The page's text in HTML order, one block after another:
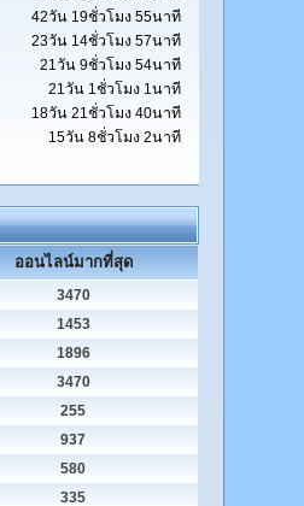
42วัน 19ชั่วโมง 55นาที
23วัน 14ชั่วโมง 57นาที
21วัน 9ชั่วโมง 54นาที
21วัน 1ชั่วโมง 1นาที
18วัน 21ชั่วโมง 40นาที
15วัน 8ชั่วโมง 2นาที
ออนไลน์มากที่สุด
3470
1453
1896
3470
255
937
580
335